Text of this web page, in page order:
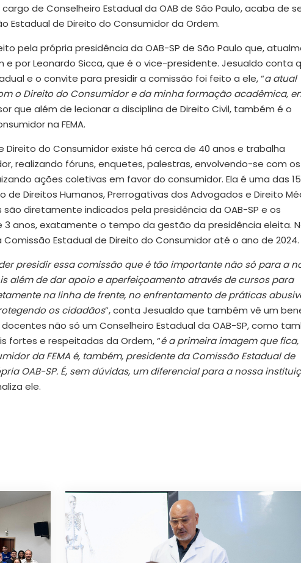
de Conselheiro Estadual da OAB de São Paulo, acaba de
de Direito do Consumidor da Ordem.
pela própria presidência da OAB-SP de São Paulo que,
por Leonardo Sicca, que é o vice-presidente. Jesualdo conta
e o convite para presidir a comissão foi feito a ele, “a atual
o Direito do Consumidor e da minha formação acadêmica,
que além de lecionar a disciplina de Direito Civil, também é o
na FEMA.
Direito do Consumidor existe há cerca de 40 anos e trabalha
realizando fóruns, enquetes, palestras, envolvendo-se com os
ações coletivas em favor do consumidor. Ela é uma das 15
Direitos Humanos, Prerrogativas dos Advogados e Direito
diretamente indicados pela presidência da OAB-SP e os
anos, exatamente o tempo da gestão da presidência eleita.
Estadual de Direito do Consumidor até o ano de 2024.
presidir essa comissão que é tão importante não só para a
além de dar apoio e aperfeiçoamento através de cursos para
na linha de frente, no enfrentamento de práticas
os cidadãos”, conta Jesualdo que também vê um
não só um Conselheiro Estadual da OAB-SP, como
fortes e respeitadas da Ordem, “é a primeira imagem que
da FEMA é, também, presidente da Comissão Estadual de
OAB-SP. É, sem dúvidas, um diferencial para a nossa
ele.